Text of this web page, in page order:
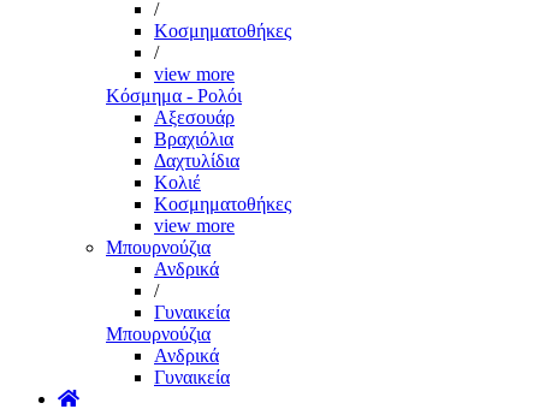
/
Κοσμηματοθήκες
/
view more
Κόσμημα - Ρολόι
Αξεσουάρ
Βραχιόλια
Δαχτυλίδια
Κολιέ
Κοσμηματοθήκες
view more
Μπουρνούζια
Ανδρικά
/
Γυναικεία
Μπουρνούζια
Ανδρικά
Γυναικεία